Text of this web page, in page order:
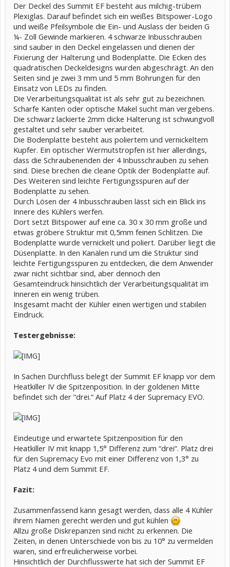
Der Deckel des Summit EF besteht aus milchig-trübem
Plexiglas. Darauf befindet sich ein weißes Bitspower-Logo
und weiße Pfeilsymbole die Ein- und Auslass der beiden G
¼- Zoll Gewinde markieren. 4 schwarze Inbusschrauben
sind sauber in den Deckel eingelassen und dienen der
Fixierung der Halterung und Bodenplatte. Die Ecken des
quadratischen Deckeldesigns wurden abgeschrägt. An den
Seiten sind je zwei 3 mm und 5 mm Bohrungen für den
Einsatz von LEDs zu finden.
Die Verarbeitungsqualität ist als sehr gut zu bezeichnen.
Scharfe Kanten oder optische Makel sucht man vergebens.
Die schwarz lackierte 2mm dicke Halterung ist schwungvoll
gestaltet und sehr sauber verarbeitet.
Die Bodenplatte besteht aus poliertem und vernickeltem
Kupfer. Ein optischer Wermutstropfen ist hier allerdings,
dass die Schraubenenden der 4 Inbusschrauben zu sehen
sind. Diese brechen die cleane Optik der Bodenplatte auf.
Des Weiteren sind leichte Fertigungsspuren auf der
Bodenplatte zu sehen.
Durch Lösen der 4 Inbusschrauben lässt sich ein Blick ins
Innere des Kühlers werfen.
Dort setzt Bitspower auf eine ca. 30 x 30 mm große und
etwas gröbere Struktur mit 0,5mm feinen Schlitzen. Die
Bodenplatte wurde vernickelt und poliert. Darüber liegt die
Düsenplatte. In den Kanälen rund um die Struktur sind
leichte Fertigungsspuren zu entdecken, die dem Anwender
zwar nicht sichtbar sind, aber dennoch den
Gesamteindruck hinsichtlich der Verarbeitungsqualität im
Inneren ein wenig trüben.
Insgesamt macht der Kühler einen wertigen und stabilen
Eindruck.
Testergebnisse:
In Sachen Durchfluss belegt der Summit EF knapp vor dem
Heatkiller IV die Spitzenposition. In der goldenen Mitte
befindet sich der “drei.“ Auf Platz 4 der Supremacy EVO.
Eindeutige und erwartete Spitzenposition für den
Heatkiller IV mit knapp 1,5° Differenz zum “drei“. Platz drei
für den Supremacy Evo mit einer Differenz von 1,3° zu
Platz 4 und dem Summit EF.
Fazit:
Zusammenfassend kann gesagt werden, dass alle 4 Kühler
ihrem Namen gerecht werden und gut kühlen
Allzu große Diskrepanzen sind nicht zu erkennen. Die
Zeiten, in denen Unterschiede von bis zu 10° zu vermelden
waren, sind erfreulicherweise vorbei.
Hinsichtlich der Durchflusswerte hat sich der Summit EF